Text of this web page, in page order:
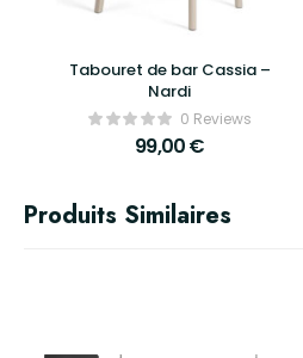
Tabouret de bar Cassia –
Nardi
0 Reviews
99,00€
Produits Similaires